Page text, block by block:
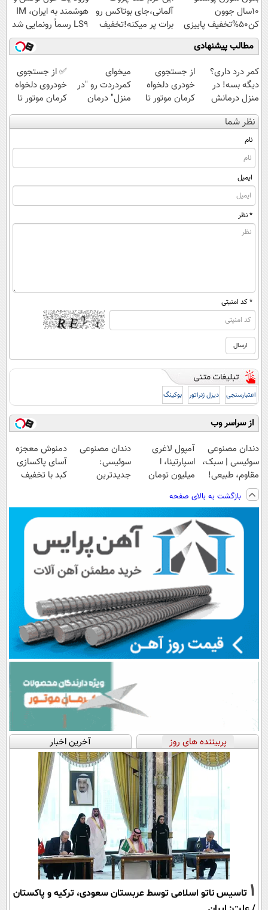
10سال جوون
کن50%تخفیف پاییزی
آلمانی،جای بوتاکس رو
برات پر میکنه!تخفیف
تا امشب
هوشمند به ایران، IM
LS9 رسماً رونمایی شد
مطالب پیشنهادی
کمر درد داری؟
دیگه بسه! در
منزل درمانش
کن
(◀پرسش‌نامه)
از جستجوی
خودری دلخواه
کرمان موتور تا
فروش آن،
ساده، بی واسطه
میخوای
کمردردت رو "در
منزل" درمان
کنی؟ (◂فیلم +
◂پرسش‌نامه)
✅ از جستجوی
خودروی دلخواه
کرمان موتور تا
فروش ساده، بی
واسطه و
نظر شما
نام
ایمیل
* نظر
* کد امنیتی
اعتبارسنجی دیزل ژنراتور بوکینگ
از سراسر وب
دندان مصنوعی
سوئیسی | سبک،
مقاوم، طبیعی!
ویزیت
رایگان+پرداخت
اقساطی😍
آمپول لاغری
اسپارتینا، ا
میلیون تومان
همه‌جا!
دندان مصنوعی
سوئیسی:
جدیدترین
پرداخت قسطی
دمنوش معجزه
آسای پاکسازی
کبد با تخفیف
بازگشت به بالای صفحه
پربیننده های روز آخرین اخبار
1 تاسیس ناتو اسلامی توسط عربستان سعودی، ترکیه و پاکستان